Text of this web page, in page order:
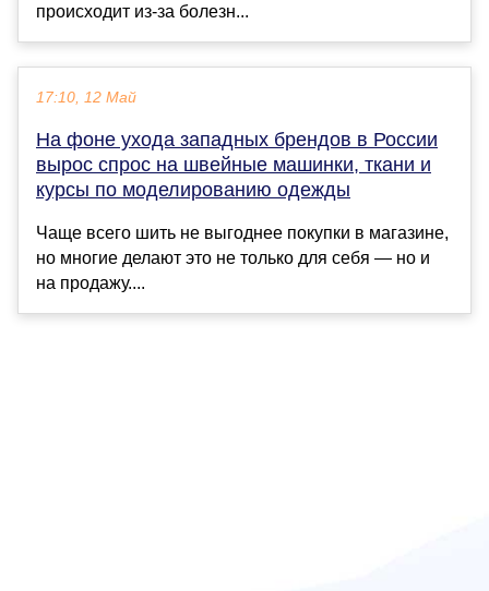
происходит из-за болезн...
17:10, 12 Май
На фоне ухода западных брендов в России
вырос спрос на швейные машинки, ткани и
курсы по моделированию одежды
Чаще всего шить не выгоднее покупки в магазине,
но многие делают это не только для себя — но и
на продажу....